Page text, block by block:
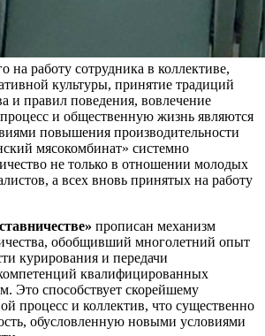
на работу сотрудника в коллективе,
культуры, принятие традиций
и правил поведения, вовлечение
и общественную жизнь являются
повышения производительности
мясокомбинат» системно
не только в отношении молодых
а всех вновь принятых на работу
прописан механизм
обобщивший многолетний опыт
курирования и передачи
квалифицированных
Это способствует скорейшему
процесс и коллектив, что существенно
обусловленную новыми условиями